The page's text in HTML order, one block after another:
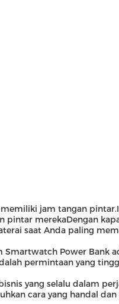
jam tangan
merekaDengan
saat Anda paling
Power
permintaan yang
yang selalu dalam
cara yang handal